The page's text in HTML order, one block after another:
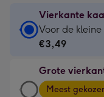
Vierkante
Vierkante
kaart
€3,49
-
Voor de
€3,49
Grote
Grote
Meest